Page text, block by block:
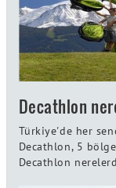
Decathlon
Türkiye'de her
Decathlon, 5
Decathlon